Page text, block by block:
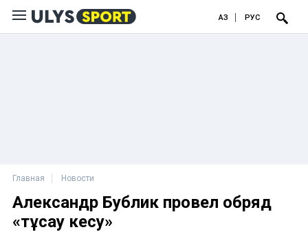
ҚАЗ РУС
Главная Новости
Александр Бублик провел обряд
«тұсау кесу»